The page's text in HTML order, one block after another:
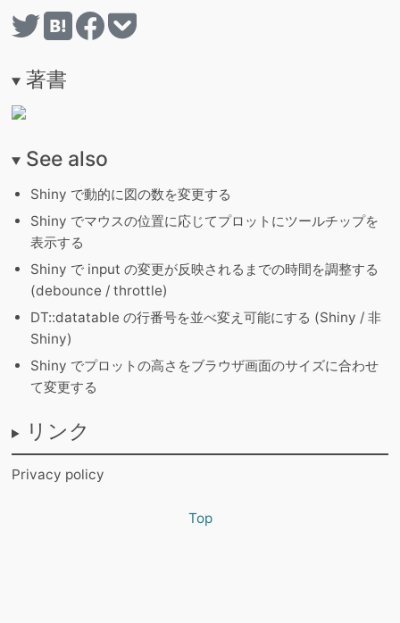
著書
See also
Shiny で動的に図の数を変更する
Shiny でマウスの位置に応じてプロットにツールチップを
表示する
Shiny で input の変更が反映されるまでの時間を調整する
(debounce / throttle)
DT::datatable の行番号を並べ変え可能にする (Shiny / 非
Shiny)
Shiny でプロットの高さをブラウザ画面のサイズに合わせ
て変更する
リンク
Privacy policy
Top